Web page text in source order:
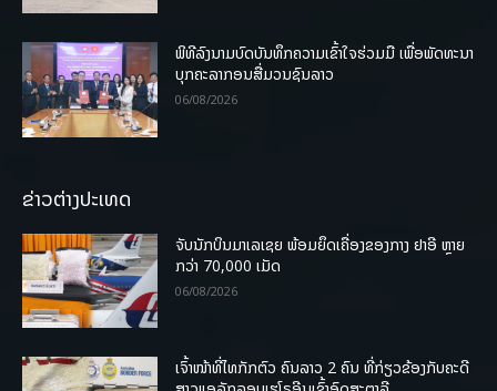
ພິທີລົງນາມບົດບັນທຶກຄວາມເຂົ້າໃຈຮ່ວມມື ເພື່ອພັດທະນາ
ບຸກຄະລາກອນສື່ມວນຊົນລາວ
06/08/2026
ຂ່າວຕ່າງປະເທດ
ຈັບນັກບິນມາເລເຊຍ ພ້ອມຍຶດເຄື່ອງຂອງກາງ ຢາອີ ຫຼາຍ
ກວ່າ 70,000 ເມັດ
06/08/2026
ເຈົ້າໜ້າທີ່ໄທກັກຕົວ ຄົນລາວ 2 ຄົນ ທີ່ກ່ຽວຂ້ອງກັບຄະດີ